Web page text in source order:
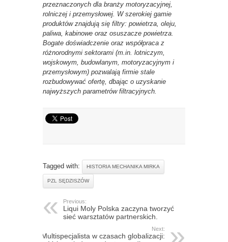
przeznaczonych dla branży motoryzacyjnej,
rolniczej i przemysłowej. W szerokiej gamie
produktów znajdują się filtry: powietrza, oleju,
paliwa, kabinowe oraz osuszacze powietrza.
Bogate doświadczenie oraz współpraca z
różnorodnymi sektorami (m.in. lotniczym,
wojskowym, budowlanym, motoryzacyjnym i
przemysłowym) pozwalają firmie stale
rozbudowywać ofertę, dbając o uzyskanie
najwyższych parametrów filtracyjnych.
Tagged with: HISTORIA MECHANIKA MIRKA
PZL SĘDZISZÓW
Previous:
Liqui Moly Polska zaczyna tworzyć
sieć warsztatów partnerskich.
Next:
Multispecjalista w czasach globalizacji: